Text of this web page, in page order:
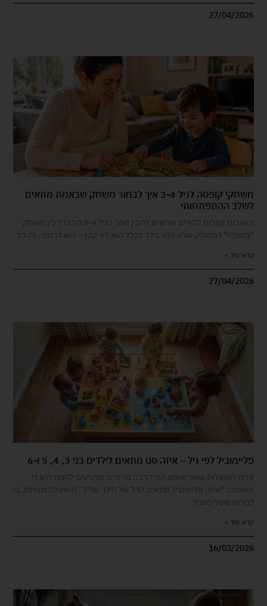
27/04/2026
משחקי קופסה לגיל 3-4 איך לבחור משחק שבאמת מתאים
לשלב ההתפתחותי
תשובות קצרות להורים שרוצים להבין מהר בגיל 3-4 ההבדל בין משחק
“מוצלח” למשחק שלא נוגע בילד בכלל הוא לא קטן – הוא דרמטי. זה גיל
קרא עוד »
27/04/2026
פליימוביל לפי גיל – איזה סט מתאים לילדים בני 3, 4, 5 ו-6
אחת השאלות שאני שומע הכי הרבה מהורים שמגיעים לחנות היא די
פשוטה: “איזה פליימוביל מתאים לגיל של הילד שלי?” זו שאלה מצוינת, כי
למרות שפליימוביל
קרא עוד »
16/03/2026